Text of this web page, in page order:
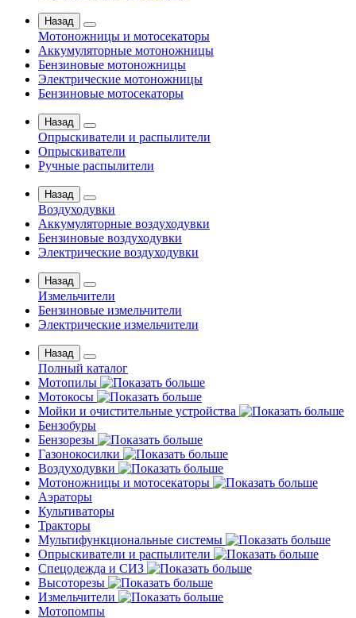
Назад
Мотоножницы и мотосекаторы
Аккумуляторные мотоножницы
Бензиновые мотоножницы
Электрические мотоножницы
Бензиновые мотосекаторы
Назад
Опрыскиватели и распылители
Опрыскиватели
Ручные распылители
Назад
Воздуходувки
Аккумуляторные воздуходувки
Бензиновые воздуходувки
Электрические воздуходувки
Назад
Измельчители
Бензиновые измельчители
Электрические измельчители
Назад
Полный каталог
Мотопилы
Мотокосы
Мойки и очистительные устройства
Бензобуры
Бензорезы
Газонокосилки
Воздуходувки
Мотоножницы и мотосекаторы
Аэраторы
Культиваторы
Тракторы
Мультифункциональные системы
Опрыскиватели и распылители
Спецодежда и СИЗ
Высоторезы
Измельчители
Мотопомпы